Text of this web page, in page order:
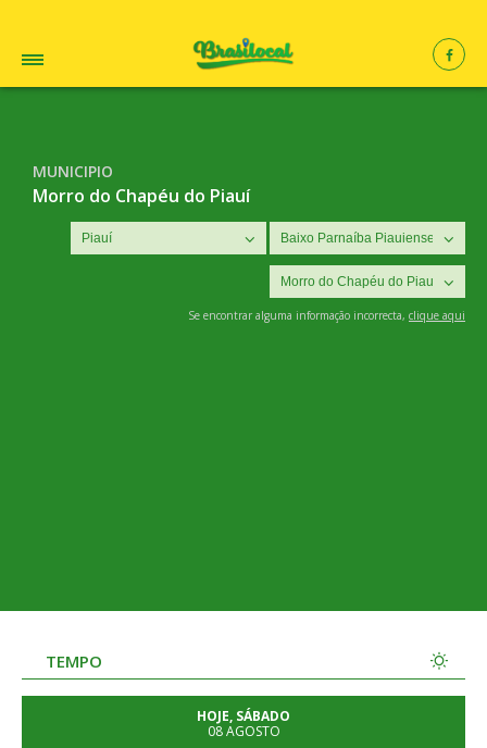
MUNICIPIO
Morro do Chapéu do Piauí
Se encontrar alguma informação incorrecta, clique aqui
TEMPO
HOJE, SÁBADO
08 AGOSTO